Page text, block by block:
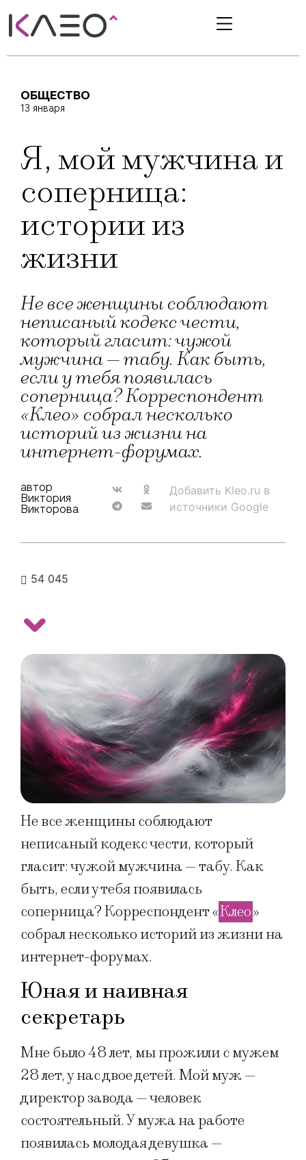
ОБЩЕСТВО
13 января
Я, мой мужчина и
соперница:
истории из
жизни
Не все женщины соблюдают
неписаный кодекс чести,
который гласит: чужой
мужчина — табу. Как быть,
если у тебя появилась
соперница? Корреспондент
«Клео» собрал несколько
историй из жизни на
интернет-форумах.
автор
Виктория
Викторова
Добавить Kleo.ru в
источники Google
54 045
Не все женщины соблюдают
неписаный кодекс чести, который
гласит: чужой мужчина — табу. Как
быть, если у тебя появилась
соперница? Корреспондент «Клео»
собрал несколько историй из жизни на
интернет-форумах.
Юная и наивная
секретарь
Мне было 48 лет, мы прожили с мужем
28 лет, у нас двое детей. Мой муж —
директор завода — человек
состоятельный. У мужа на работе
появилась молодая девушка —